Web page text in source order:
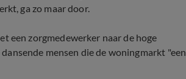
ga zo maar door.
een zorgmedewerker naar de hoge
mensen die de woningmarkt "een